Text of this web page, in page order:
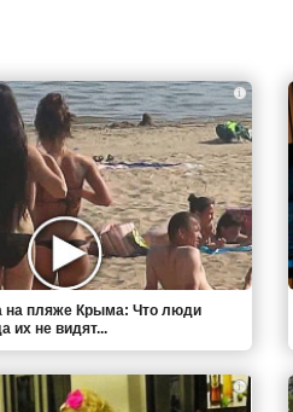
i
на пляже Крыма: Что люди
их не видят...
i